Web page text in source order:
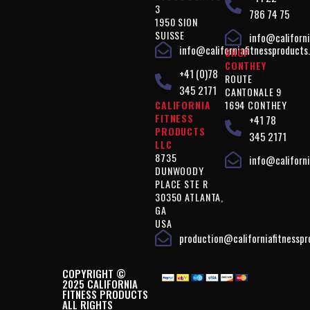
3
1950 SION
SUISSE
+41 (0)78
345 2171
CALIFORNIA
FITNESS
PRODUCTS
LLC
8735
DUNWOODY
PLACE STE R
30350 ATLANTA,
GA
USA
786 74 75
SHOP
CONTHEY
ROUTE
CANTONALE 9
1694 CONTHEY
+41 78
345 2171
COPYRIGHT ©
2025 CALIFORNIA
FITNESS PRODUCTS
ALL RIGHTS